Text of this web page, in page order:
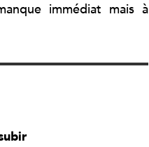
immédiat mais à